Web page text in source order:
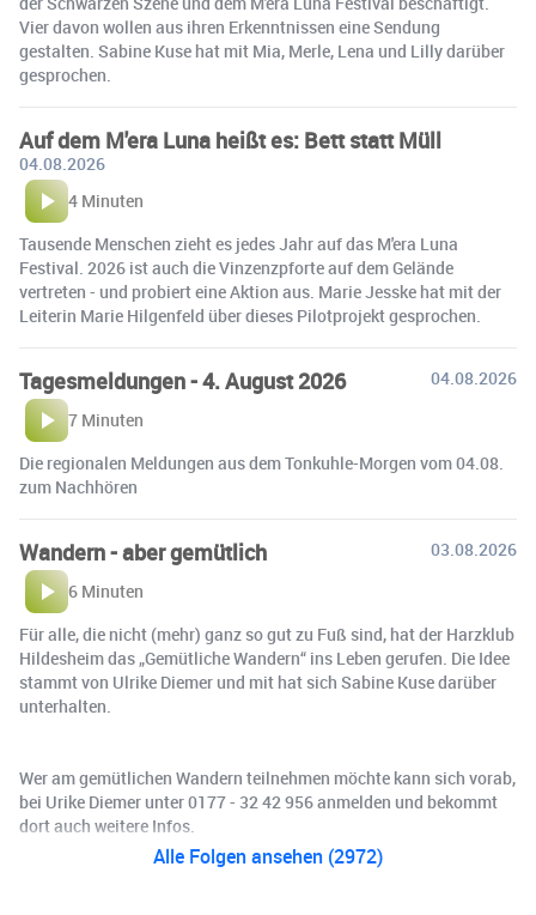
Vier davon wollen aus ihren Erkenntnissen eine Sendung
gestalten. Sabine Kuse hat mit Mia, Merle, Lena und Lilly darüber
gesprochen.
Auf dem M'era Luna heißt es: Bett statt Müll
04.08.2026
4 Minuten
Tausende Menschen zieht es jedes Jahr auf das M'era Luna
Festival. 2026 ist auch die Vinzenzpforte auf dem Gelände
vertreten - und probiert eine Aktion aus. Marie Jesske hat mit der
Leiterin Marie Hilgenfeld über dieses Pilotprojekt gesprochen.
Tagesmeldungen - 4. August 2026
04.08.2026
7 Minuten
Die regionalen Meldungen aus dem Tonkuhle-Morgen vom 04.08.
zum Nachhören
Wandern - aber gemütlich
03.08.2026
6 Minuten
Für alle, die nicht (mehr) ganz so gut zu Fuß sind, hat der Harzklub
Hildesheim das „Gemütliche Wandern“ ins Leben gerufen. Die Idee
stammt von Ulrike Diemer und mit hat sich Sabine Kuse darüber
unterhalten.
Wer am gemütlichen Wandern teilnehmen möchte kann sich vorab,
bei Urike Diemer unter 0177 - 32 42 956 anmelden und bekommt
dort auch weitere Infos.
Alle Folgen ansehen (2972)